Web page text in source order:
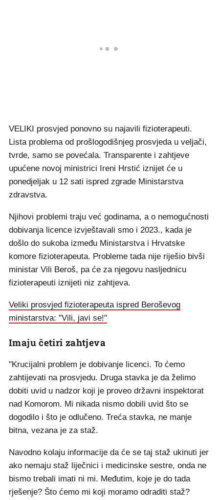
VELIKI prosvjed ponovno su najavili fizioterapeuti.
Lista problema od prošlogodišnjeg prosvjeda u veljači,
tvrde, samo se povećala. Transparente i zahtjeve
upućene novoj ministrici Ireni Hrstić iznijet će u
ponedjeljak u 12 sati ispred zgrade Ministarstva
zdravstva.
Njihovi problemi traju već godinama, a o nemogućnosti
dobivanja licence izvještavali smo i 2023., kada je
došlo do sukoba između Ministarstva i Hrvatske
komore fizioterapeuta. Probleme tada nije riješio bivši
ministar Vili Beroš, pa će za njegovu nasljednicu
fizioterapeuti iznijeti niz zahtjeva.
Veliki prosvjed fizioterapeuta ispred Beroševog
ministarstva: "Vili, javi se!"
Imaju četiri zahtjeva
"Krucijalni problem je dobivanje licenci. To ćemo
zahtijevati na prosvjedu. Druga stavka je da želimo
dobiti uvid u nadzor koji je proveo državni inspektorat
nad Komorom. Mi nikada nismo dobili uvid što se
dogodilo i što je odlučeno. Treća stavka, ne manje
bitna, vezana je za staž.
Navodno kolaju informacije da će se taj staž ukinuti jer
ako nemaju staž liječnici i medicinske sestre, onda ne
bismo trebali imati ni mi. Međutim, koje je do tada
rješenje? Što ćemo mi koji moramo odraditi staž?